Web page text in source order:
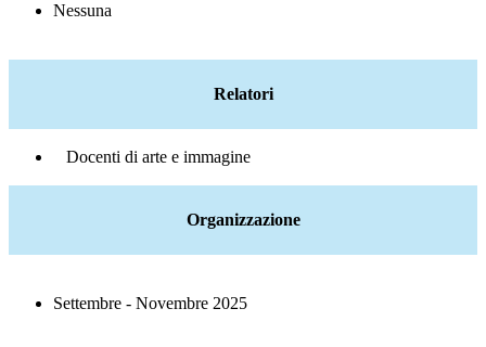
Nessuna
Relatori
Docenti di arte e immagine
Organizzazione
Settembre - Novembre 2025